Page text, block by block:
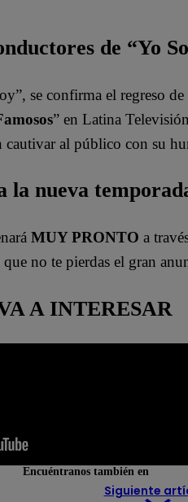
de “Yo
se confirma el regreso
” en Latina
cautivar al público con su
la nueva
MUY PRONTO a
que no te pierdas el gran
A INTERESAR
Siguiente
Encuéntranos también en